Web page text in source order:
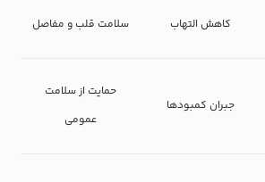
کاهش التهاب سلامت قلب و مفاصل
جبران کمبودها
حمایت از سلامت
عمومی